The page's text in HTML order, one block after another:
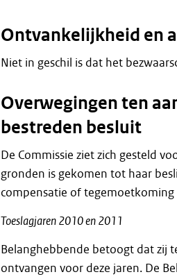
Ontvankelijkheid en
Niet in geschil is dat het
Overwegingen ten
bestreden besluit
De Commissie ziet zich gesteld
gronden is gekomen tot haar
compensatie of tegemoetkoming
Toeslagjaren 2010 en 2011
Belanghebbende betoogt dat zij
ontvangen voor deze jaren. De